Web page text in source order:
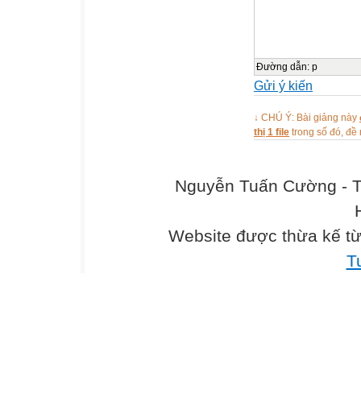
Đường dẫn: p
Gửi ý kiến
↓ CHÚ Ý: Bài giảng này
thị 1 file trong số đó, đề
Nguyễn Tuấn Cường -
Website được thừa kế